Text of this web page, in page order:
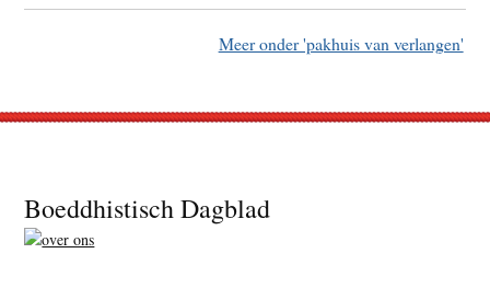
Meer onder 'pakhuis van verlangen'
Footer
Boeddhistisch Dagblad